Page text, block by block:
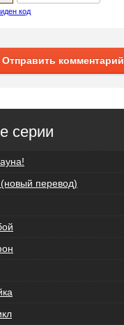
код
Отправить комментарий
серии
перевод)